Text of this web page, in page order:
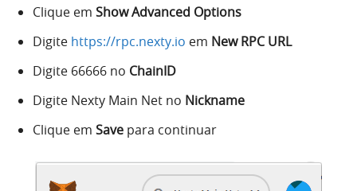
Clique em Show Advanced Options
Digite https://rpc.nexty.io em New RPC URL
Digite 66666 no ChainID
Digite Nexty Main Net no Nickname
Clique em Save para continuar